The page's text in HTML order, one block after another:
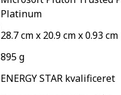
Platinum
28.7 cm x 20.9 cm x 0.93 cm
895 g
ENERGY STAR kvalificeret